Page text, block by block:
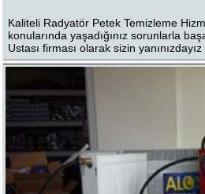
Kaliteli Radyatör Petek Temizleme
konularında yaşadığınız sorunlarla
Ustası firması olarak sizin yanınızdayız